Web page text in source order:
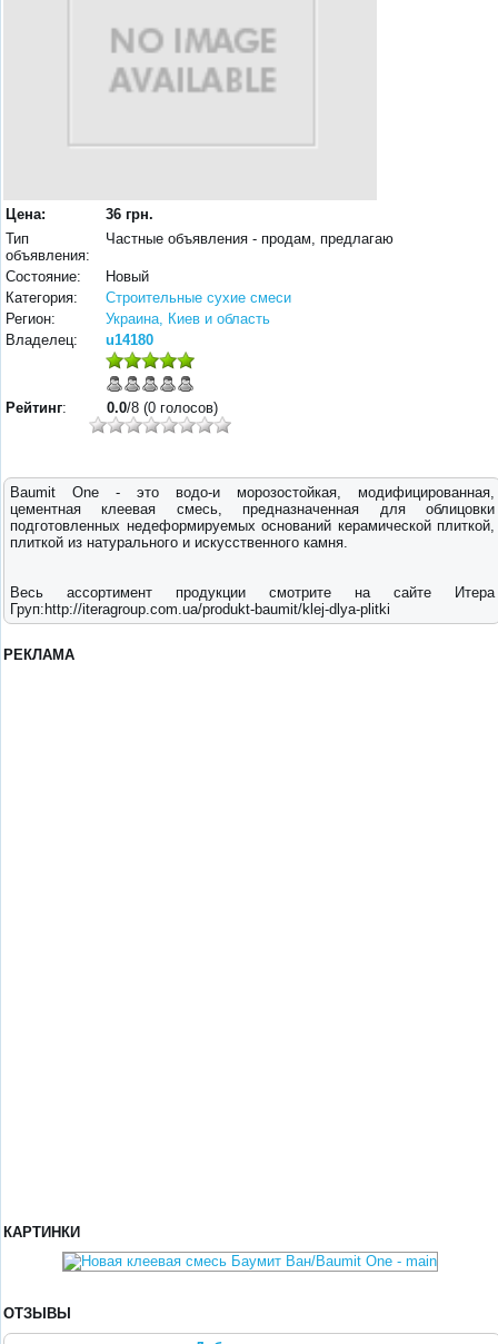
Цена:
36 грн.
Тип
объявления:
Частные объявления - продам, предлагаю
Состояние:
Новый
Категория:
Строительные сухие смеси
Регион:
Украина, Киев и область
Владелец:
u14180
Рейтинг: 0.0/8 (0 голосов)
Baumit One - это водо-и морозостойкая, модифицированная,
цементная клеевая смесь, предназначенная для облицовки
подготовленных недеформируемых оснований керамической плиткой,
плиткой из натурального и искусственного камня.
Весь ассортимент продукции смотрите на сайте Итера
Груп:http://iteragroup.com.ua/produkt-baumit/klej-dlya-plitki
РЕКЛАМА
КАРТИНКИ
ОТЗЫВЫ